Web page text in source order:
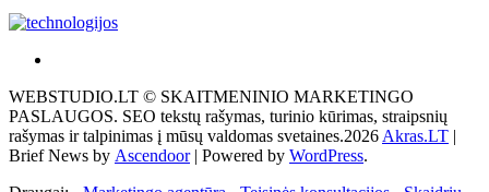
tai
žemės
ploto
matavimo
WEBSTUDIO.LT © SKAITMENINIO MARKETINGO
PASLAUGOS. SEO tekstų rašymas, turinio kūrimas, straipsnių
rašymas ir talpinimas į mūsų valdomas svetaines.2026 Akras.LT |
Brief News by Ascendoor| Powered by WordPress.